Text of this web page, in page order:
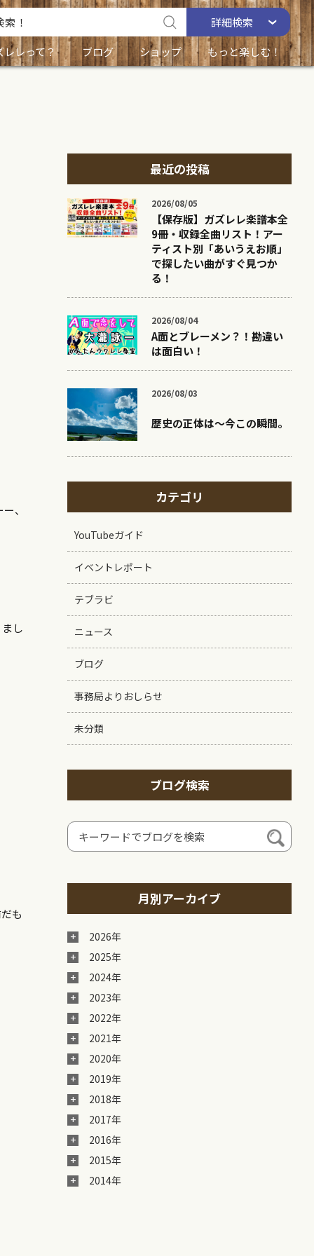
詳細検索
レレって？
ブログ ショップ もっと楽しむ！
、
し
も
最近の投稿
2026/08/05
【保存版】ガズレレ楽譜本全
9冊・収録全曲リスト！アー
ティスト別「あいうえお順」
で探したい曲がすぐ見つか
る！
2026/08/04
A面とブレーメン？！勘違い
は面白い！
2026/08/03
歴史の正体は〜今この瞬間。
カテゴリ
YouTubeガイド
イベントレポート
テブラビ
ニュース
ブログ
事務局よりおしらせ
未分類
ブログ検索
月別アーカイブ
2026年
2025年
2024年
2023年
2022年
2021年
2020年
2019年
2018年
2017年
2016年
2015年
2014年